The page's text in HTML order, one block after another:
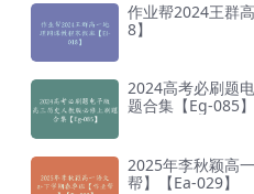
作业帮2024王群
8】
2024高考必刷题
题合集【Eg-085】
2025年李秋颖高
帮】【Ea-029】